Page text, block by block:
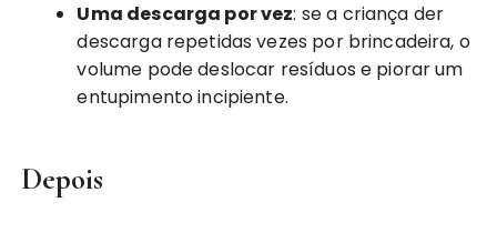
Uma descarga por vez: se a criança der
descarga repetidas vezes por brincadeira, o
volume pode deslocar resíduos e piorar um
entupimento incipiente.
Depois